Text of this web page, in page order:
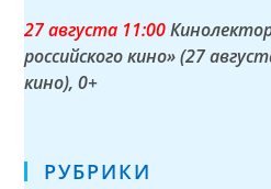
27 августа 11:00
российского кино» (27
кино), 0+
РУБРИКИ